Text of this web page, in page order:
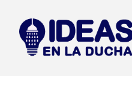
content